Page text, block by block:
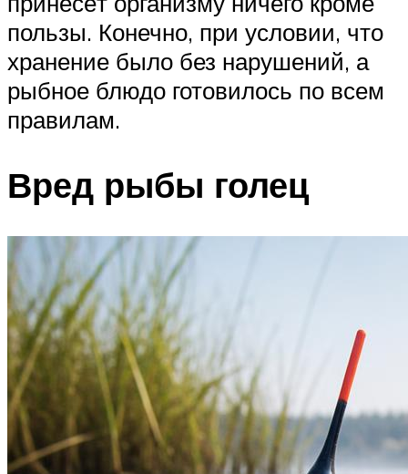
пользы. Конечно, при условии, что
хранение было без нарушений, а
рыбное блюдо готовилось по всем
правилам.
Вред рыбы голец